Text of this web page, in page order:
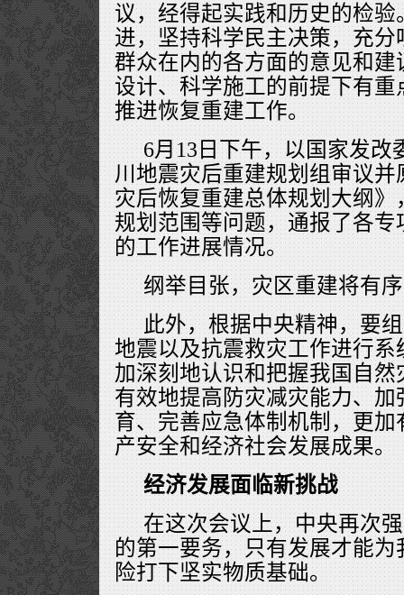
议，经得起实践和历史的检
进，坚持科学民主决策，充
群众在内的各方面的意见和
设计、科学施工的前提下有
推进恢复重建工作。
6月13日下午，以国家发改
川地震灾后重建规划组审议
灾后恢复重建总体规划大纲
规划范围等问题，通报了各
的工作进展情况。
纲举目张，灾区重建将有
此外，根据中央精神，要
地震以及抗震救灾工作进行
加深刻地认识和把握我国自
有效地提高防灾减灾能力、
育、完善应急体制机制，更
产安全和经济社会发展成果。
经济发展面临新挑战
在这次会议上，中央再次
的第一要务，只有发展才能
险打下坚实物质基础。